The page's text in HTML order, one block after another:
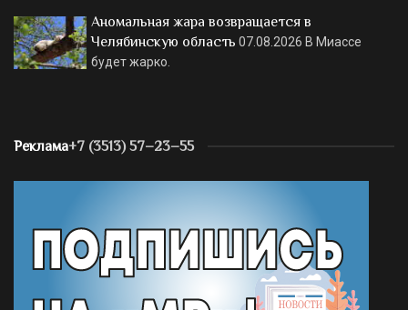
Аномальная жара возвращается в
Челябинскую область 07.08.2026 В Миассе
будет жарко.
Реклама+7 (3513) 57–23–55